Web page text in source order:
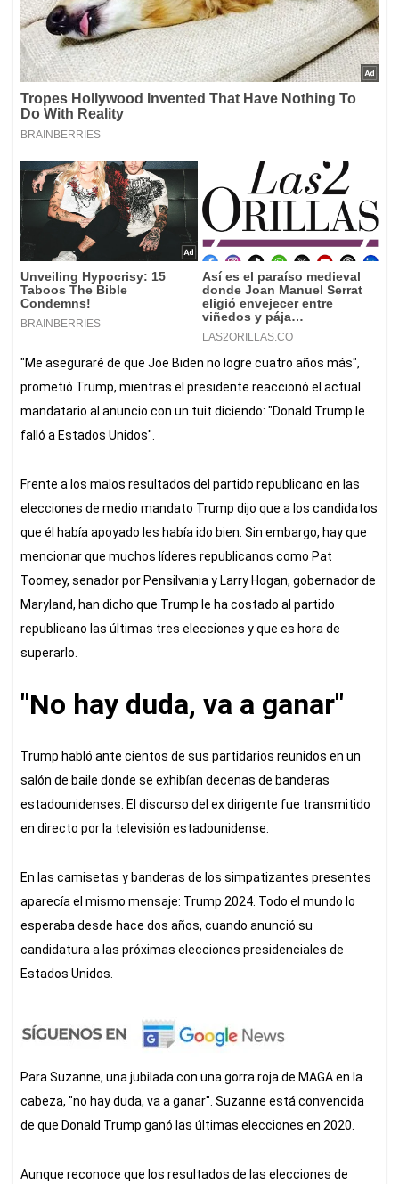
"Me aseguraré de que Joe Biden no logre cuatro años más",
prometió Trump, mientras el presidente reaccionó el actual
mandatario al anuncio con un tuit diciendo: "Donald Trump le
falló a Estados Unidos".
Frente a los malos resultados del partido republicano en las
elecciones de medio mandato Trump dijo que a los candidatos
que él había apoyado les había ido bien. Sin embargo, hay que
mencionar que muchos líderes republicanos como Pat
Toomey, senador por Pensilvania y Larry Hogan, gobernador de
Maryland, han dicho que Trump le ha costado al partido
republicano las últimas tres elecciones y que es hora de
superarlo.
"No hay duda, va a ganar"
Trump habló ante cientos de sus partidarios reunidos en un
salón de baile donde se exhibían decenas de banderas
estadounidenses. El discurso del ex dirigente fue transmitido
en directo por la televisión estadounidense.
En las camisetas y banderas de los simpatizantes presentes
aparecía el mismo mensaje: Trump 2024. Todo el mundo lo
esperaba desde hace dos años, cuando anunció su
candidatura a las próximas elecciones presidenciales de
Estados Unidos.
Para Suzanne, una jubilada con una gorra roja de MAGA en la
cabeza, "no hay duda, va a ganar". Suzanne está convencida
de que Donald Trump ganó las últimas elecciones en 2020.
Aunque reconoce que los resultados de las elecciones de